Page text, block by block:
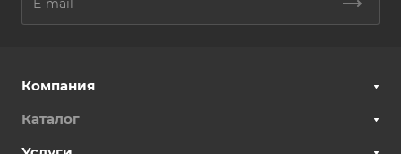
Компания
Каталог